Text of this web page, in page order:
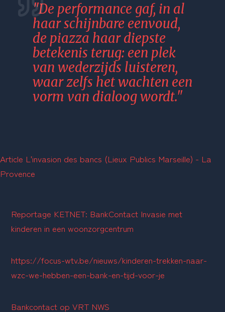
"De performance gaf, in al
haar schijnbare eenvoud,
de piazza haar diepste
betekenis terug: een plek
van wederzijds luisteren,
waar zelfs het wachten een
vorm van dialoog wordt."
Article L'invasion des bancs (Lieux Publics Marseille) - La
Provence
Reportage KETNET: BankContact Invasie met
kinderen in een woonzorgcentrum
https://focus-wtv.be/nieuws/kinderen-trekken-naar-
wzc-we-hebben-een-bank-en-tijd-voor-je
Bankcontact op VRT NWS